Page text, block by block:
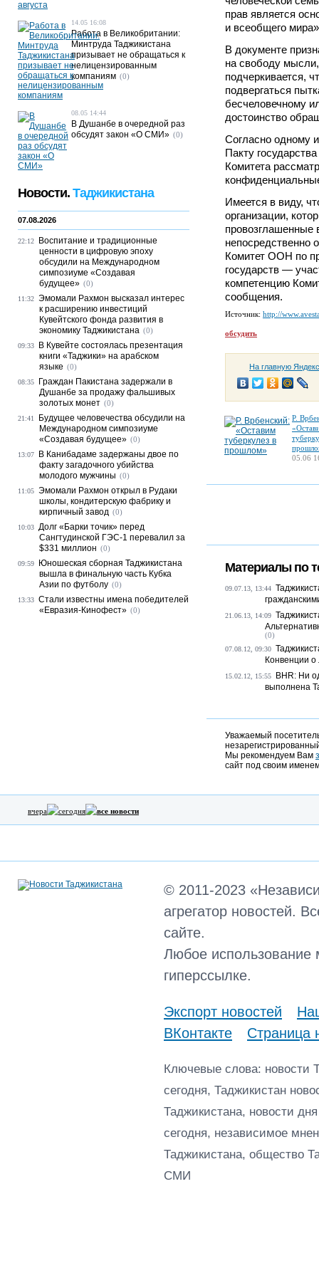
прав является
и всеобщего
В документе
на свободу
подчеркивается,
подвергаться
бесчеловечному
достоинство
Согласно одному
Пакту
Комитета
Имеется в виду,
организации,
провозглашенные
непосредственно
Комитет ООН по
государств —
компетенцию
сообщения.
Источник: http://
обсудить
На главную
Р.
05.06
Материалы по
09.07.13, 13:44
21.06.13, 14:09
(0)
07.08.12, 09:30
Конвенции о
15.02.12, 15:55
BHR: Ни
выполнена
Уважаемый
Мы рекомендуем Вам
сайт под своим
14.05 16:08
Работа в Великобритании:
Минтруда Таджикистана
призывает не обращаться к
нелицензированным
компаниям (0)
08.05 14:44
В Душанбе в очередной раз
обсудят закон «О СМИ» (0)
Новости. Таджикистана
07.08.2026
22:12
Воспитание и традиционные
ценности в цифровую эпоху
обсудили на Международном
симпозиуме «Создавая
будущее» (0)
11:32 Эмомали Рахмон высказал интерес
к расширению инвестиций
Кувейтского фонда развития в
экономику Таджикистана (0)
09:33
В Кувейте состоялась презентация
книги «Таджики» на арабском
языке (0)
08:35
Граждан Пакистана задержали в
Душанбе за продажу фальшивых
золотых монет (0)
21:41
Будущее человечества обсудили на
Международном симпозиуме
«Создавая будущее» (0)
13:07
В Канибадаме задержаны двое по
факту загадочного убийства
молодого мужчины (0)
11:05 Эмомали Рахмон открыл в Рудаки
школы, кондитерскую фабрику и
кирпичный завод (0)
10:03 Долг «Барки точик» перед
Сангтудинской ГЭС-1 перевалил за
$331 миллион (0)
09:59
Юношеская сборная Таджикистана
вышла в финальную часть Кубка
Азии по футболу (0)
13:33 Стали известны имена победителей
«Евразия-Кинофест» (0)
вчера сегодня все новости
© 2011-2023
агрегатор новостей.
сайте.
Любое использование
гиперссылке.
Экспорт новостей
ВКонтакте
Страница
Ключевые слова: новости
сегодня, Таджикистан
Таджикистана, новости
сегодня, независимое
Таджикистана, общество
СМИ